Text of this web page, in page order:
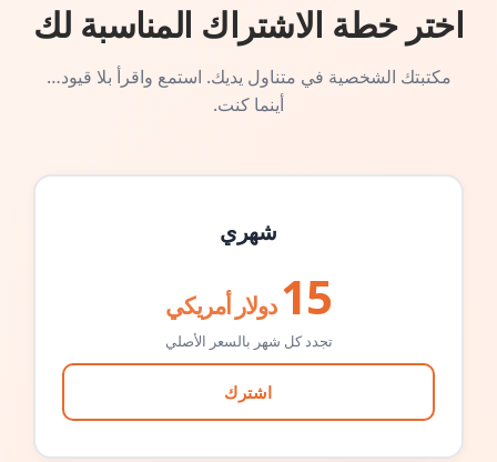
اختر خطة الاشتراك المناسبة لك
مكتبتك الشخصية في متناول يديك. استمع واقرأ بلا قيود…
أينما كنت.
شهري
15 دولار أمريكي
تجدد كل شهر بالسعر الأصلي
اشترك